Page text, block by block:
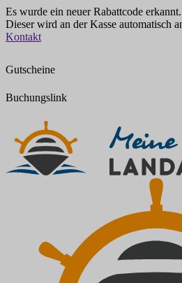
Es wurde ein neuer Rabattcode erkannt.
Dieser wird an der Kasse automatisch
Zum
Kontakt
Gutscheine
Buchungslink